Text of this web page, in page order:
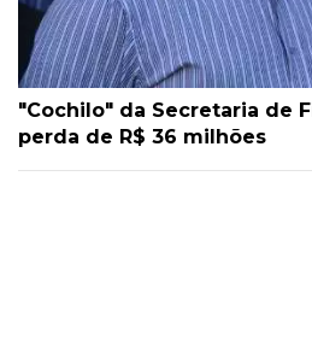
"Cochilo" da Secretaria de
perda de R$ 36 milhões